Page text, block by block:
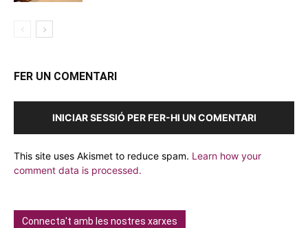
FER UN COMENTARI
INICIAR SESSIÓ PER FER-HI UN COMENTARI
This site uses Akismet to reduce spam. Learn how your
comment data is processed.
Connecta't amb les nostres xarxes